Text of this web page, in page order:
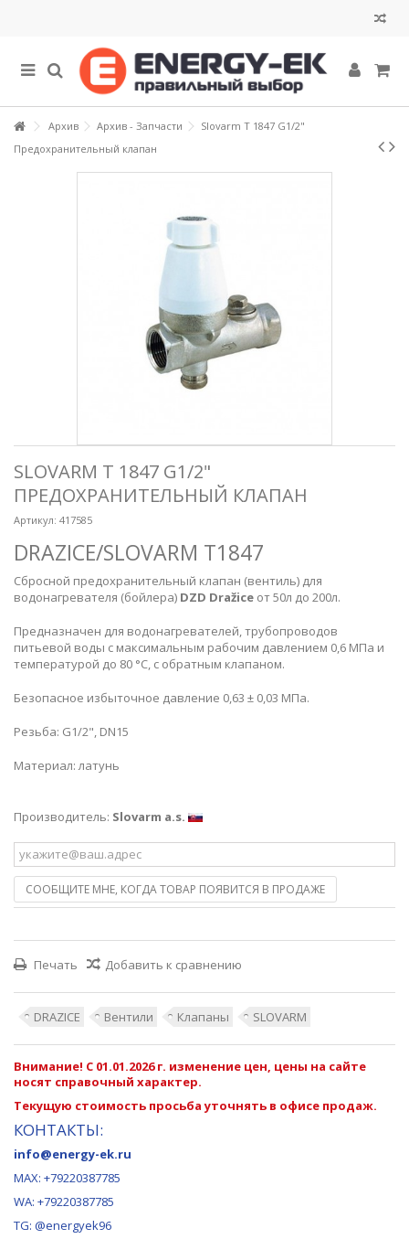
Архив Архив - Запчасти
Slovarm T 1847 G1/2"
Предохранительный клапан
SLOVARM T 1847 G1/2"
ПРЕДОХРАНИТЕЛЬНЫЙ КЛАПАН
Артикул: 417585
DRAZICE/SLOVARM T1847
Сбросной предохранительный клапан (вентиль) для
водонагревателя (бойлера) DZD Dražice от 50л до 200л.
Предназначен для водонагревателей, трубопроводов
питьевой воды с максимальным рабочим давлением 0,6 МПа и
температурой до 80 °С, с обратным клапаном.
Безопасное избыточное давление 0,63 ± 0,03 МПа.
Резьба: G1/2", DN15
Материал: латунь
Производитель: Slovarm a.s.
СООБЩИТЕ МНЕ, КОГДА ТОВАР ПОЯВИТСЯ В ПРОДАЖЕ
Печать Добавить к сравнению
DRAZICE Вентили Клапаны SLOVARM
Внимание! С 01.01.2026 г. изменение цен, цены на сайте
носят справочный характер.
Текущую стоимость просьба уточнять в офисе продаж.
КОНТАКТЫ:
info@energy-ek.ru
MAX: +79220387785
WA: +79220387785
TG: @energyek96